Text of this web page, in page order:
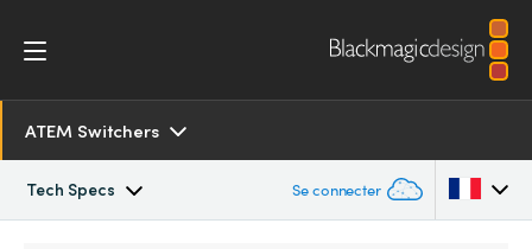
ATEM Switchers
Tech Specs Se connecter